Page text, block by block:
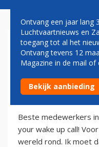
MARI VAN
THIS IS
22 mei 2013
Beste medewerkers
your wake up call!
wereld rond. Ik moet
Ontvang een jaar lang
Luchtvaartnieuws en
toegang tot al het
Ontvang tevens 12
Magazine in de mail of
Bekijk aanbieding